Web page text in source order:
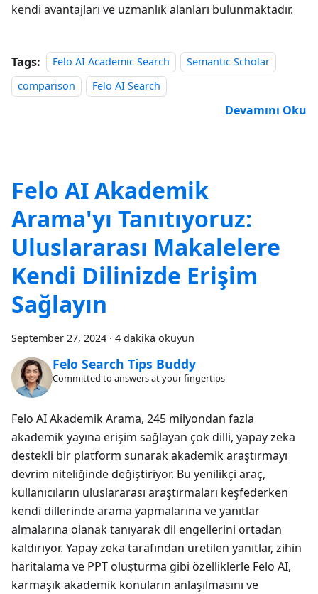
kendi avantajları ve uzmanlık alanları bulunmaktadır.
Tags: Felo AI Academic Search
Semantic Scholar
comparison
Felo AI Search
Devamını Oku
Felo AI Akademik
Arama'yı Tanıtıyoruz:
Uluslararası Makalelere
Kendi Dilinizde Erişim
Sağlayın
September 27, 2024 · 4 dakika okuyun
Felo Search Tips Buddy
Committed to answers at your fingertips
Felo AI Akademik Arama, 245 milyondan fazla
akademik yayına erişim sağlayan çok dilli, yapay zeka
destekli bir platform sunarak akademik araştırmayı
devrim niteliğinde değiştiriyor. Bu yenilikçi araç,
kullanıcıların uluslararası araştırmaları keşfederken
kendi dillerinde arama yapmalarına ve yanıtlar
almalarına olanak tanıyarak dil engellerini ortadan
kaldırıyor. Yapay zeka tarafından üretilen yanıtlar, zihin
haritalama ve PPT oluşturma gibi özelliklerle Felo AI,
karmaşık akademik konuların anlaşılmasını ve